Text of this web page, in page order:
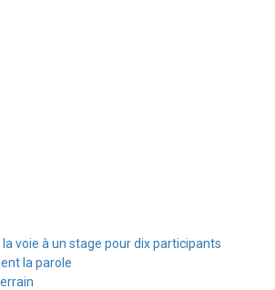
la voie à un stage pour dix participants
la parole